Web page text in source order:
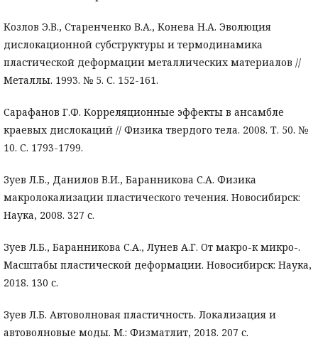
Козлов Э.В., Старенченко В.А., Конева Н.А. Эволюция
дислокационной субструктуры и термодинамика
пластической деформации металлических материалов //
Металлы. 1993. № 5. С. 152-161.
Сарафанов Г.Ф. Корреляционные эффекты в ансамбле
краевых дислокаций // Физика твердого тела. 2008. Т. 50. №
10. С. 1793-1799.
Зуев Л.Б., Данилов В.И., Баранникова С.А. Физика
макролокализации пластического течения. Новосибирск:
Наука, 2008. 327 с.
Зуев Л.Б., Баранникова С.А., Лунев А.Г. От макро-к микро-.
Масштабы пластической деформации. Новосибирск: Наука,
2018. 130 с.
Зуев Л.Б. Автоволновая пластичность. Локализация и
автоволновые моды. М.: Физматлит, 2018. 207 с.